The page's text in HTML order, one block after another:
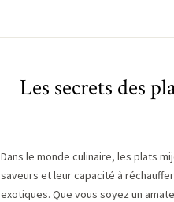
Les secrets des
Dans le monde culinaire, les plats
saveurs et leur capacité à
exotiques. Que vous soyez un